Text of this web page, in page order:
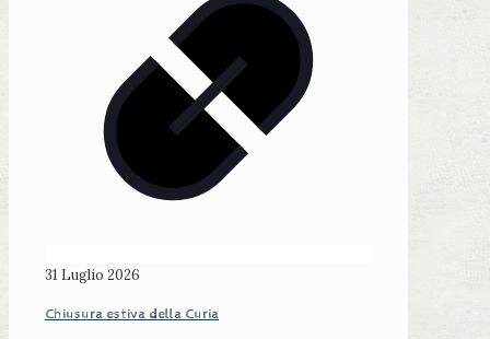
31 Luglio 2026
Chiusura estiva della Curia